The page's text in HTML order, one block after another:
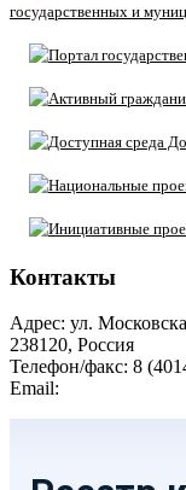
государственных и
Контакты
Адрес: ул.
238120, Россия
Телефон/факс: 8
Email: